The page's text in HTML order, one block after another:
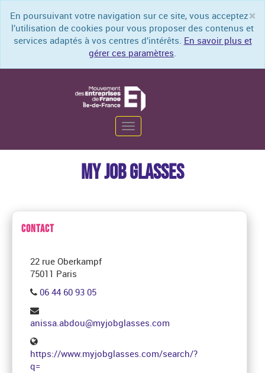
×
En poursuivant votre navigation sur ce site, vous acceptez
l’utilisation de cookies pour vous proposer des contenus et
services adaptés à vos centres d’intérêts. En savoir plus et
gérer ces paramètres.
Toggle
navigation
MY JOB GLASSES
CONTACT
22 rue Oberkampf
75011 Paris
06 44 60 93 05
anissa.abdou@myjobglasses.com
https://www.myjobglasses.com/search/?
q=